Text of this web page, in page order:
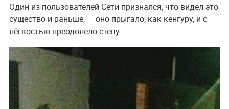
Один из пользователей Сети признался, что видел это
существо и раньше, — оно прыгало, как кенгуру, и с
лёгкостью преодолело стену.